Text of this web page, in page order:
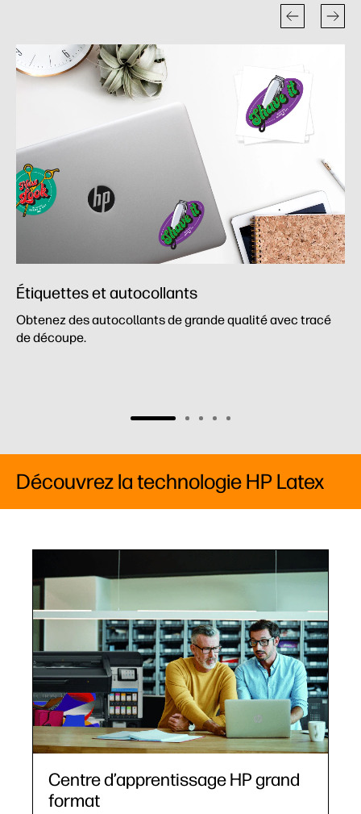
Étiquettes et autocollants
Obtenez des autocollants de grande qualité avec tracé
de découpe.
Découvrez la technologie HP Latex
Centre d’apprentissage HP grand
format